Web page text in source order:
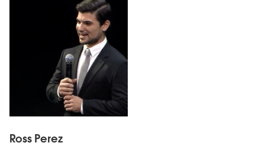
Ross Perez